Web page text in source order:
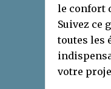
le confort
Suivez ce
toutes les
votre